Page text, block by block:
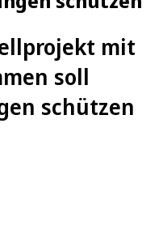
mit
soll
schützen